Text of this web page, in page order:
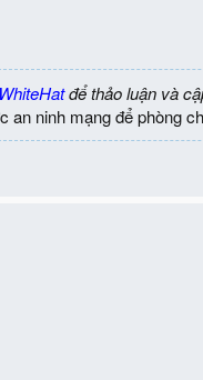
để thảo luận và
an ninh mạng để phòng